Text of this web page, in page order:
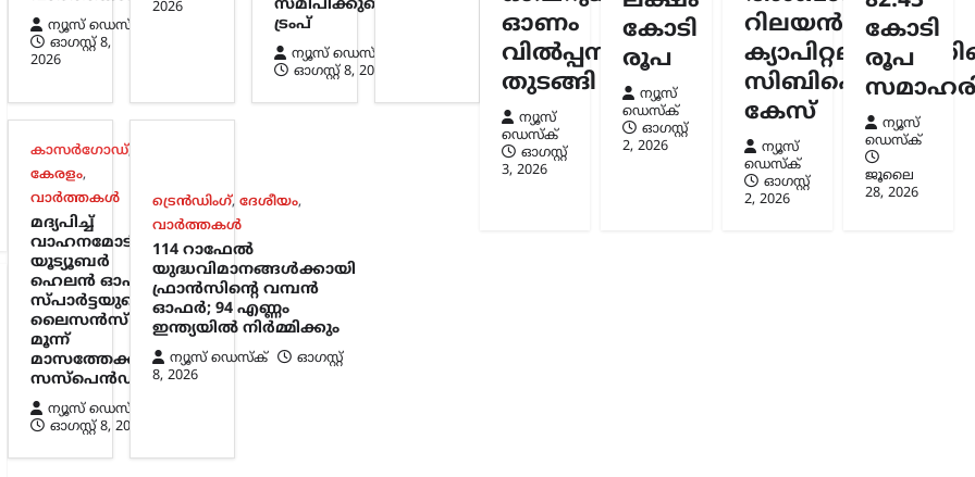
ന്യൂസ് ഡെസ്ക്
ഓഗസ്റ്റ്‌ 8,
2026
2026
സമീപിക്കുമെന്ന്
ട്രംപ്
ന്യൂസ് ഡെസ്ക്
ഓഗസ്റ്റ്‌ 8, 2026
കാസർഗോഡ്,
കേരളം,
വാർത്തകൾ
മദ്യപിച്ച്
വാഹനമോടിച്ചു;
യൂട്യൂബർ
ഹെലൻ ഓഫ്
സ്പാർട്ടയുടെ
ലൈസൻസ്
മൂന്ന്
മാസത്തേക്ക്
സസ്‌പെൻഡ്
ന്യൂസ് ഡെസ്ക്
ഓഗസ്റ്റ്‌ 8, 2026
ട്രെൻഡിംഗ്, ദേശീയം,
വാർത്തകൾ
114 റാഫേൽ
യുദ്ധവിമാനങ്ങൾക്കായി
ഫ്രാൻസിന്റെ വമ്പൻ
ഓഫർ; 94 എണ്ണം
ഇന്ത്യയിൽ നിർമ്മിക്കും
ന്യൂസ് ഡെസ്ക്
ഓഗസ്റ്റ്‌
8, 2026
ഓണം
വിൽപ്പന
തുടങ്ങി
ന്യൂസ്
ഡെസ്ക്
ഓഗസ്റ്റ്‌
3, 2026
കോടി
രൂപ
ന്യൂസ്
ഡെസ്ക്
ഓഗസ്റ്റ്‌
2, 2026
റിലയൻസ്
സിബിഐ
കേസ്
ന്യൂസ്
ഡെസ്ക്
ഓഗസ്റ്റ്‌
2, 2026
കോടി
രൂപ
ന്യൂസ്
ഡെസ്ക്
ജൂലൈ
28, 2026